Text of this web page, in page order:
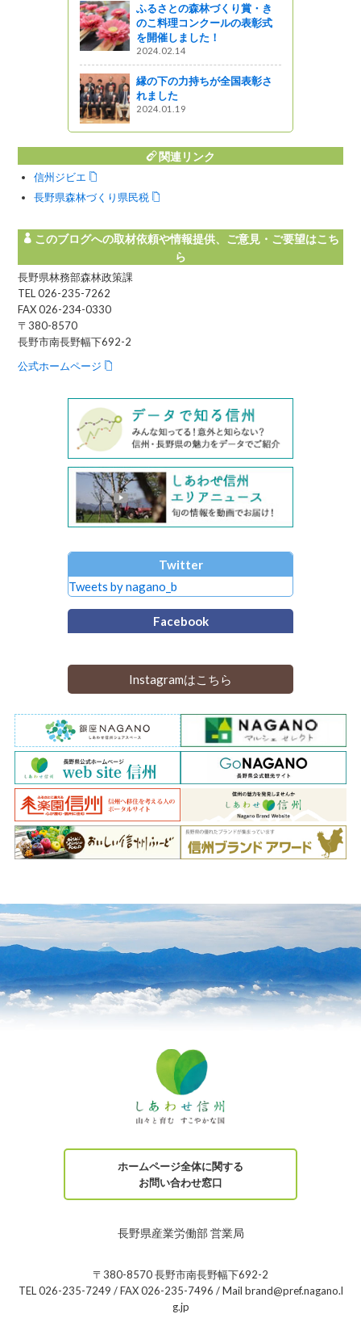
ふるさとの森林づくり賞・き
のこ料理コンクールの表彰式
を開催しました！
2024.02.14
縁の下の力持ちが全国表彰さ
れました
2024.01.19
関連リンク
信州ジビエ
長野県森林づくり県民税
このブログへの取材依頼や情報提供、ご意見・ご要望はこち
ら
長野県林務部森林政策課
TEL 026-235-7262
FAX 026-234-0330
〒380-8570
長野市南長野幅下692-2
公式ホームページ
Twitter
Tweets by nagano_b
Facebook
Instagramはこちら
ホームページ全体に関する
お問い合わせ窓口
長野県産業労働部 営業局
〒380-8570 長野市南長野幅下692-2
TEL 026-235-7249 / FAX 026-235-7496 / Mail brand@pref.nagano.l
g.jp